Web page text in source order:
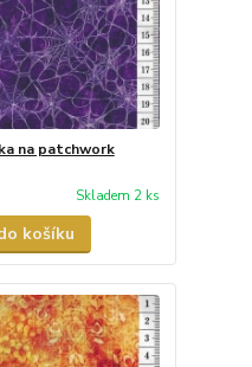
na patchwork
Skladem 2 ks
košíku